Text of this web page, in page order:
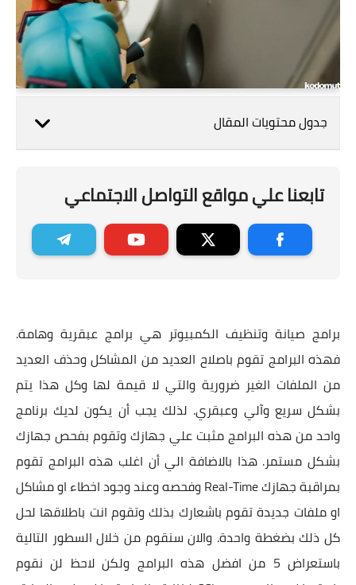
جدول محتويات المقال
تابعنا علي مواقع التواصل الاجتماعي
برامج صيانة وتنظيف الكمبيوتر هي برامج عبقرية وهامة.
فهذه البرامج تقوم باصلاح العديد من المشاكل وحذف العديد
من الملفات الغير ضرورية والتي لا قيمة لها وكل هذا يتم
بشكل سريع وآلي وعبقري. لذلك يجب أن يكون لديك برنامج
واحد من هذه البرامج مثبت علي جهازك وتقوم بفحص جهازك
بشكل مستمر. هذا بالاضافة الي أن اغلب هذه البرامج تقوم
بمراقبة جهازك Real-Time وفحصه وعند وجود اخطاء او مشاكل
او ملفات جديدة تقوم باشعارك بذلك وتقوم انت باطلاقها لحل
كل ذلك بضغطة واحدة. والان سنقوم من خلال السطور التالية
باستعراض 5 من افضل هذه البرامج ولكن لاحظ لن نقوم